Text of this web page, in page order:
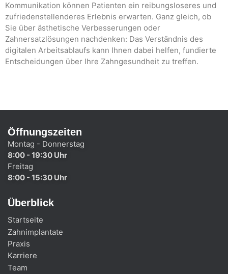
Kommunikation können Patienten ein reibungsloseres und
zufriedenstellenderes Erlebnis erwarten. Ganz gleich, ob
Sie über ästhetische Verbesserungen oder
Zahnersatzlösungen nachdenken: Das Verständnis des
digitalen Arbeitsablaufs kann Ihnen dabei helfen, fundierte
Entscheidungen über Ihre Zahngesundheit zu treffen.
Öffnungszeiten
Montag - Donnerstag
8:00 - 19:30 Uhr
Freitag
8:00 - 15:30 Uhr
Überblick
Startseite
Zahnimplantate
Praxis
Karriere
Team